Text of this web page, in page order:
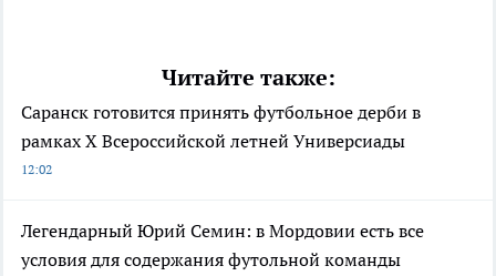
Читайте также:
Саранск готовится принять футбольное дерби в
рамках X Всероссийской летней Универсиады
12:02
Легендарный Юрий Семин: в Мордовии есть все
условия для содержания футольной команды